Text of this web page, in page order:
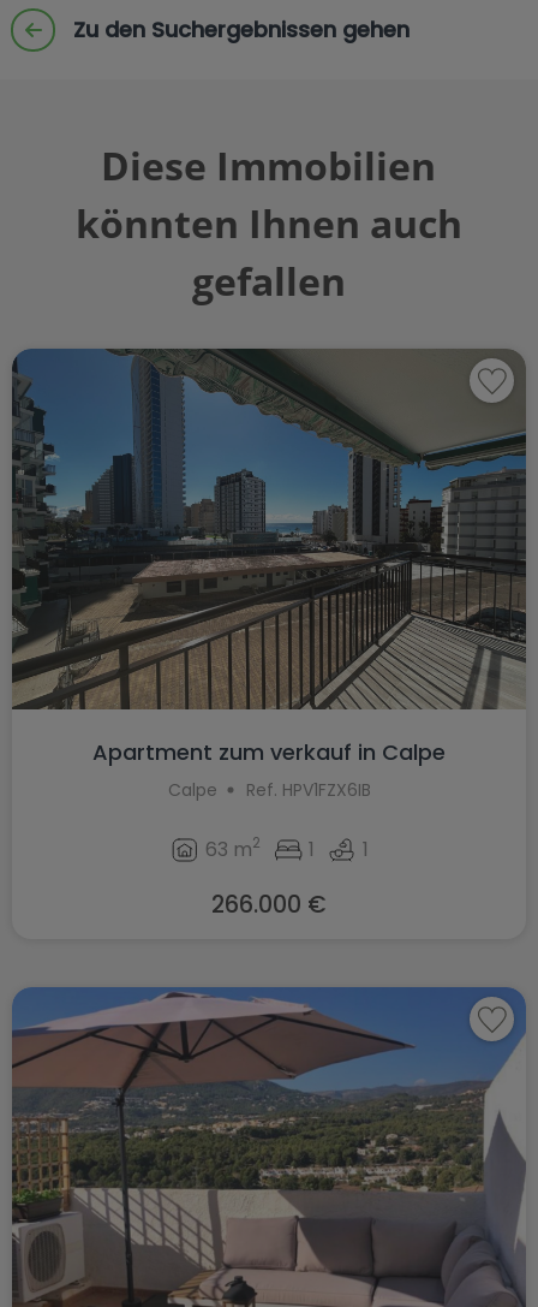
Zu den Suchergebnissen gehen
Diese Immobilien
könnten Ihnen auch
gefallen
Apartment zum verkauf in Calpe
Calpe Ref. HPV1FZX6IB
63 m2 1 1
266.000 €